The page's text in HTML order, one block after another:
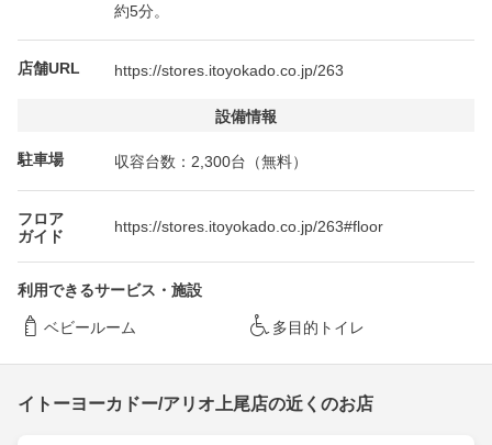
約5分。
店舗URL https://stores.itoyokado.co.jp/263
設備情報
駐車場 収容台数：2,300台（無料）
フロア
ガイド
https://stores.itoyokado.co.jp/263#floor
利用できるサービス・施設
ベビールーム 多目的トイレ
イトーヨーカドー/アリオ上尾店の近くのお店